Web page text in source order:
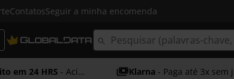
ContatosSeguir a minha encomenda
em 24 HRS - Acima dos 50€ Klarna - Paga até 3x sem